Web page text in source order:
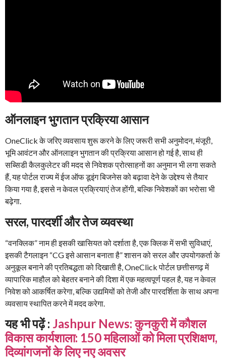
ऑनलाइन भुगतान प्रक्रिया आसान
OneClick के जरिए व्यवसाय शुरू करने के लिए जरूरी सभी अनुमोदन, मंजूरी,
भूमि आवंटन और ऑनलाइन भुगतान की प्रक्रिया आसान हो गई है, साथ ही
सब्सिडी कैलकुलेटर की मदद से निवेशक प्रोत्साहनों का अनुमान भी लगा सकते
हैं, यह पोर्टल राज्य में ईज ऑफ डूइंग बिजनेस को बढ़ावा देने के उद्देश्य से तैयार
किया गया है, इससे न केवल प्रक्रियाएं तेज होंगी, बल्कि निवेशकों का भरोसा भी
बढ़ेगा.
सरल, पारदर्शी और तेज व्यवस्था
“वनक्लिक” नाम ही इसकी खासियत को दर्शाता है, एक क्लिक में सभी सुविधाएं,
इसकी टैगलाइन “CG इसे आसान बनाता है” शासन को सरल और उपयोगकर्ता के
अनुकूल बनाने की प्रतिबद्धता को दिखाती है, OneClick पोर्टल छत्तीसगढ़ में
व्यापारिक माहौल को बेहतर बनाने की दिशा में एक महत्वपूर्ण पहल है, यह न केवल
निवेश को आकर्षित करेगा, बल्कि उद्यमियों को तेजी और पारदर्शिता के साथ अपना
व्यवसाय स्थापित करने में मदद करेगा.
यह भी पढ़ें : Jashpur News: कुनकुरी में कौशल
विकास कार्यशाला: 150 महिलाओं को मिला प्रशिक्षण,
दिव्यांगजनों के लिए नए अवसर